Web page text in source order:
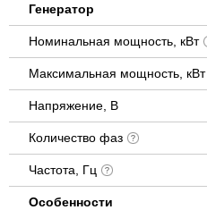
Генератор
Номинальная мощность, кВт
Максимальная мощность, кВт
Напряжение, В
Количество фаз
Частота, Гц
Особенности